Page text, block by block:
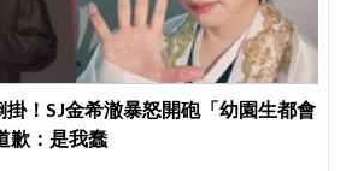
！SJ金希澈暴怒開砲「幼園生都會
歉：是我蠢